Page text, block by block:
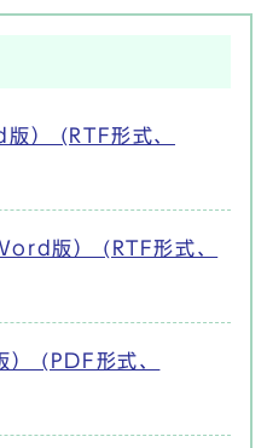
） (RTF形式、
版） (RTF形式、
） (PDF形式、